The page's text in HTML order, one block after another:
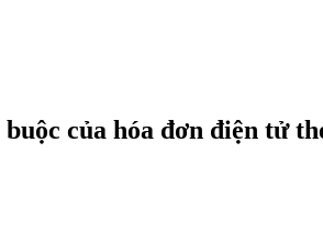
của hóa đơn điện tử